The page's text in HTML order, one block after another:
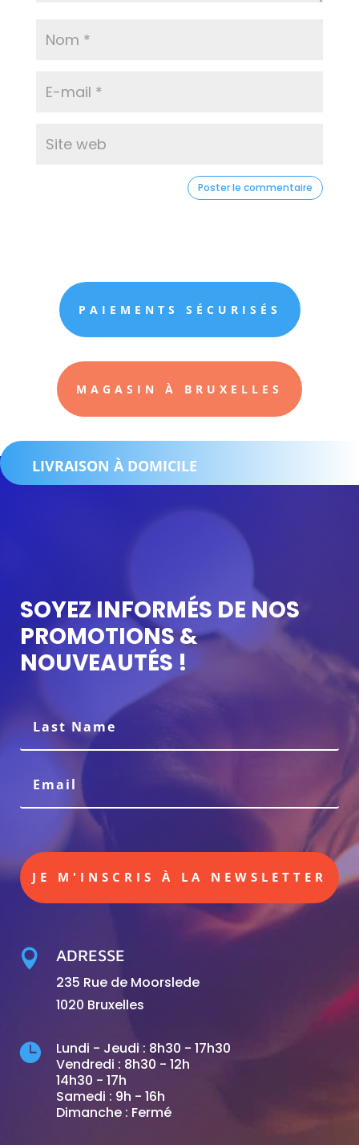
PAIEMENTS SÉCURISÉS
MAGASIN À BRUXELLES
LIVRAISON À DOMICILE
SOYEZ INFORMÉS DE NOS
PROMOTIONS &
NOUVEAUTÉS !
JE M'INSCRIS À LA NEWSLETTER

ADRESSE
235 Rue de Moorslede
1020 Bruxelles

Lundi - Jeudi : 8h30 - 17h30
Vendredi : 8h30 - 12h
14h30 - 17h
Samedi : 9h - 16h
Dimanche : Fermé